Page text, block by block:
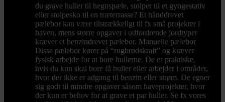
du grave huller til hegnspæle, stolper til et gyngestativ
eller stolpesko til en træterrasse? Et hånddrevet
pælebor kan være tilstrækkeligt til fx små projekter i
haven, mens større opgaver i udfordrende jordtyper
kræver et benzindrevet pælebor. Manuelle pælebor
Disse pælebor kører på “rugbrødskraft” og kræver
fysisk arbejde for at bore hullerne. De er praktiske,
hvis du kun skal bore få huller eller arbejder i områder,
hvor der ikke er adgang til benzin eller strøm. De egner
sig godt til mindre opgaver såsom haveprojekter, hvor
der kun er behov for at grave et par huller. Se fx vores